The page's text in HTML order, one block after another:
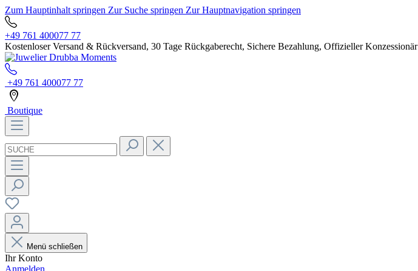
Zum Hauptinhalt springen Zur Suche springen Zur Hauptnavigation springen
+49 761 400077 77
Kostenloser Versand & Rückversand, 30 Tage Rückgaberecht, Sichere Bezahlung, Offizieller Konzessionär
+49 761 400077 77
Boutique
Menü schließen
Ihr Konto
Anmelden